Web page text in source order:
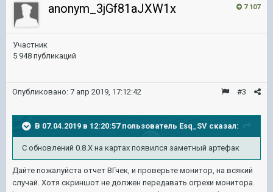
7 107
anonym_3jGf81aJXW1x
Участник
5 948 публикаций
#3
Опубликовано: 7 апр 2019, 17:12:42
В 07.04.2019 в 12:20:57 пользователь Esq_SV сказал:
С обновлений 0.8.Х на картах появился заметный артефак
Дайте пожалуйста отчет ВГчек, и проверьте монитор, на всякий
случай. Хотя скриншот не должен передавать огрехи монитора.